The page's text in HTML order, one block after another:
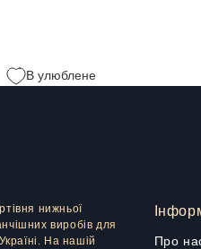
В улюблене
нижньої
виробів для
На нашій
Про